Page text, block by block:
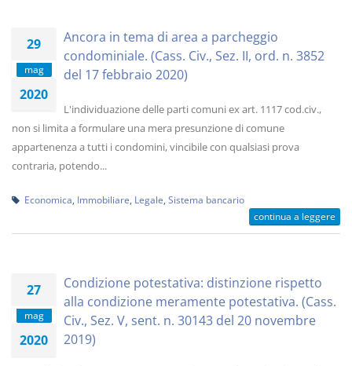
29
mag
2020
Ancora in tema di area a parcheggio
condominiale. (Cass. Civ., Sez. II, ord. n. 3852
del 17 febbraio 2020)
L'individuazione delle parti comuni ex art. 1117 cod.civ.,
non si limita a formulare una mera presunzione di comune
appartenenza a tutti i condomini, vincibile con qualsiasi prova
contraria, potendo...
Economica Immobiliare Legale Sistema bancario
continua a leggere
27
mag
2020
Condizione potestativa: distinzione rispetto
alla condizione meramente potestativa. (Cass.
Civ., Sez. V, sent. n. 30143 del 20 novembre
2019)